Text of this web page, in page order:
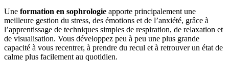
Une formation en sophrologie apporte principalement une
meilleure gestion du stress, des émotions et de l’anxiété, grâce à
l’apprentissage de techniques simples de respiration, de relaxation et
de visualisation. Vous développez peu à peu une plus grande
capacité à vous recentrer, à prendre du recul et à retrouver un état de
calme plus facilement au quotidien.